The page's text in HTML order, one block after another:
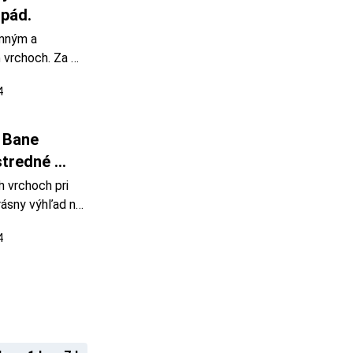
a
Za
v CHKO
vrchoch pri
výhľad na
vrch Hulín